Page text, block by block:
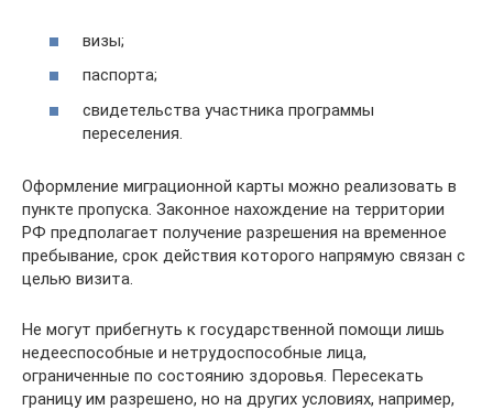
визы;
паспорта;
свидетельства участника программы
переселения.
Оформление миграционной карты можно реализовать в
пункте пропуска. Законное нахождение на территории
РФ предполагает получение разрешения на временное
пребывание, срок действия которого напрямую связан с
целью визита.
Не могут прибегнуть к государственной помощи лишь
недееспособные и нетрудоспособные лица,
ограниченные по состоянию здоровья. Пересекать
границу им разрешено, но на других условиях, например,